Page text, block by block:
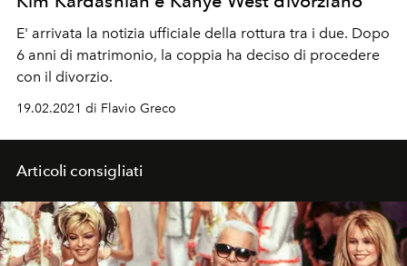
E' arrivata la notizia ufficiale della rottura tra i due. Dopo
6 anni di matrimonio, la coppia ha deciso di procedere
con il divorzio.
19.02.2021 di Flavio Greco
Articoli consigliati